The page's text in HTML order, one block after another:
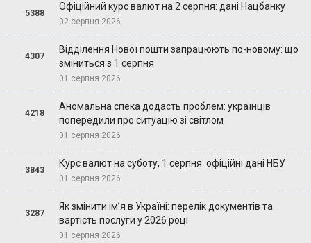
5388
Офіційний курс валют на 2 серпня: дані Нацбанку
02 серпня 2026
4307
Відділення Нової пошти запрацюють по-новому: що
зміниться з 1 серпня
01 серпня 2026
4218
Аномальна спека додасть проблем: українців
попередили про ситуацію зі світлом
01 серпня 2026
3843
Курс валют на суботу, 1 серпня: офіційні дані НБУ
01 серпня 2026
3287
Як змінити ім’я в Україні: перелік документів та
вартість послуги у 2026 році
01 серпня 2026